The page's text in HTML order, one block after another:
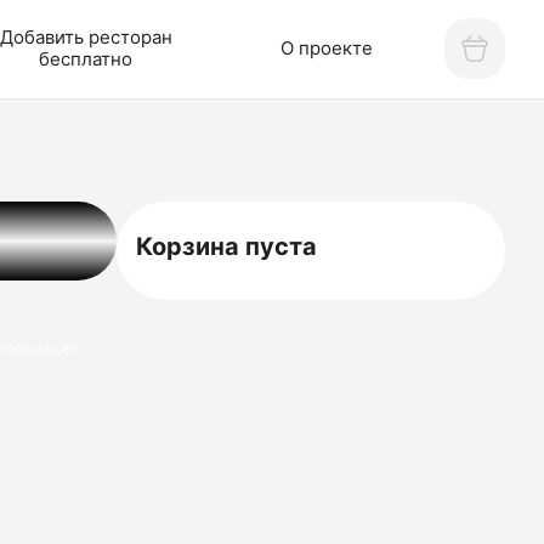
Добавить ресторан
бесплатно
О проекте
Корзина пуста